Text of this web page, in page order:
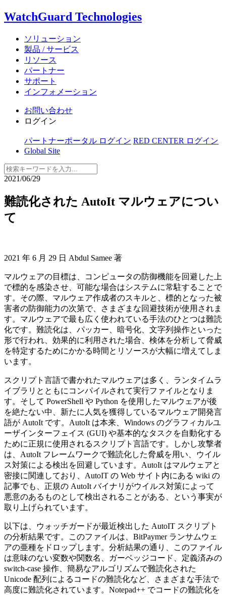
WatchGuard Technologies
ソリューション
製品 / サービス
リソース
パートナー
サポート
インフォメーション
お問い合わせ
ログイン
パートナーポータル ログイン RED CENTER ログイン
Global Site
2021/06/29
難読化された AutoIt マルウェアについ
て
2021 年 6 月 29 日 Abdul Samee 著
マルウェアの目標は、コンピュータの防御機能を回避した上
で標的を感染させ、可能な場合はシステムに常駐することで
す。その際、マルウェア作成者のスキルと、標的となった被
害者の防御能力の次第で、さまざまな回避技術が使用されま
す。マルウェアで最も広く使われている手法のひとつは難読
化です。難読化は、パッカー、暗号化、文字列操作といった
形で行われ、効果的に利用された場合、検体を分析して脅威
を特定するためにかかる時間とリソースが大幅に増えてしま
います。
スクリプト言語で書かれたマルウェアは多く、ランタイムラ
イブラリとともにコンパイルされて実行ファイルとなりま
す。そして PowerShell や Python を使用したマルウェアが後
を絶たない中、新たに人気を獲得しているマルウェア開発言
語が AutoIt です。AutoIt は本来、Windows のグラフィカルユ
ーザインターフェイス (GUI) や基本的なタスクを自動化する
ために正規に使用されるスクリプト言語です。しかし攻撃者
は、AutoIt フレームワークで難読化した脅威を用い、ウイル
ス対策による検出を回避しています。AutoIt はマルウェアと
密接に関連しており、AutoIT の Web サイト内にある wiki の
記事でも、正規の AutoIt バイナリがウイルス対策によって
悪意のあるものとして検出されることがある、という事実が
取り上げられています。
以下は、ウォッチガードが最近検出した AutoIT スクリプト
の分析結果です。このファイルは、BitPaymer ランサムウェ
アの亜種をドロップします。分析結果の通り、このファイル
は意味のない変数や関数名、ガーベッジコード、定義済みの
switch-case 操作、簡易なアルゴリズムで難読化された
Unicode 配列によるコードの難読化など、さまざまな手法で
高度に難読化されています。Notepad++ でコードの難読化を